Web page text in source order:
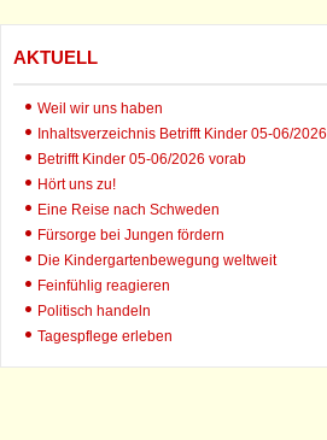
AKTUELL
Weil wir uns haben
Inhaltsverzeichnis Betrifft Kinder 05-06/2026
Betrifft Kinder 05-06/2026 vorab
Hört uns zu!
Eine Reise nach Schweden
Fürsorge bei Jungen fördern
Die Kindergartenbewegung weltweit
Feinfühlig reagieren
Politisch handeln
Tagespflege erleben